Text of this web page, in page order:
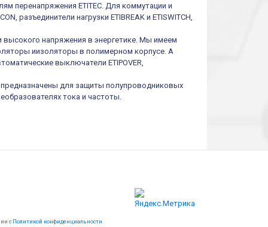
перенапряжения ETITEC. Для коммутации и
разъединители нагрузки ETIBREAK и ETISWITCH,
высокого напряжения в энергетике. Мы имеем
иизоляторы в полимерном корпусе. А
выключатели ETIPOVER,
предназначены для защиты полупроводниковых
тока и частоты.
с Политикой конфиденциальности.